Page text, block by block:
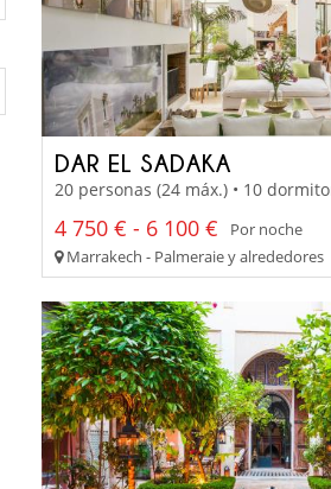
DAR EL SADAKA
20 personas (24 máx.) • 10
4 750 € - 6 100 €
Por noche
Marrakech - Palmeraie y alrededores